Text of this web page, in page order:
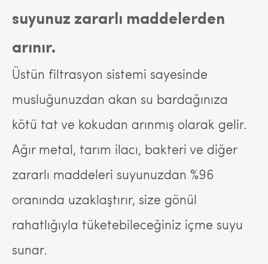
suyunuz zararlı maddelerden
arınır.
Üstün filtrasyon sistemi sayesinde
musluğunuzdan akan su bardağınıza
kötü tat ve kokudan arınmış olarak gelir.
Ağır metal, tarım ilacı, bakteri ve diğer
zararlı maddeleri suyunuzdan %96
oranında uzaklaştırır, size gönül
rahatlığıyla tüketebileceğiniz içme suyu
sunar.